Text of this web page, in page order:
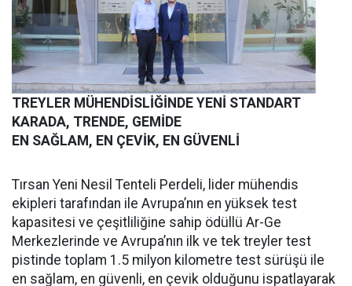
TREYLER MÜHENDİSLİĞİNDE YENİ STANDART
KARADA, TRENDE, GEMİDE
EN SAĞLAM, EN ÇEVİK, EN GÜVENLİ
Tırsan Yeni Nesil Tenteli Perdeli, lider mühendis
ekipleri tarafından ile Avrupa’nın en yüksek test
kapasitesi ve çeşitliliğine sahip ödüllü Ar-Ge
Merkezlerinde ve Avrupa’nın ilk ve tek treyler test
pistinde toplam 1.5 milyon kilometre test sürüşü ile
en sağlam, en güvenli, en çevik olduğunu ispatlayarak